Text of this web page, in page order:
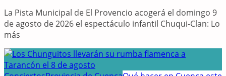
La Pista Municipal de El Provencio acogerá el domingo 9
de agosto de 2026 el espectáculo infantil Chuqui-Clan: Lo
más